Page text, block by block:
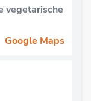
vegetarische
Google Maps